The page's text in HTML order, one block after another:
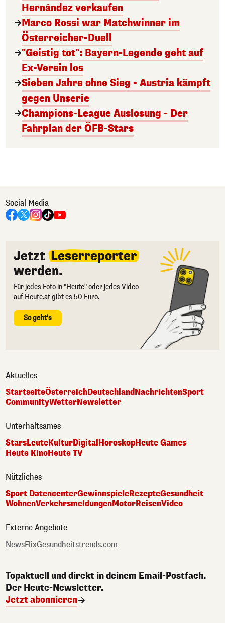
Hernández verkaufen
Marco Rossi war Matchwinner im
Österreicher-Duell
"Geistig tot": Bayern-Legende geht auf
Ex-Verein los
Sieben Jahre ohne Sieg - Austria kämpft
gegen Unserie
Champions-League Auslosung - Der
Fahrplan der ÖFB-Stars
Social Media
Jetzt Leserreporter
werden.
Für jedes Foto in "Heute" oder jedes Video
auf Heute.at gibt es 50 Euro.
So geht's
Aktuelles
StartseiteÖsterreichDeutschlandNachrichtenSport
CommunityWetterNewsletter
Unterhaltsames
StarsLeuteKulturDigital HoroskopHeute Games
Heute KinoHeute TV
Nützliches
Sport DatencenterGewinnspieleRezepteGesundheit
WohnenVerkehrsmeldungenMotorReisenVideo
Externe Angebote
NewsFlixGesundheitstrends.com
Topaktuell und direkt in deinem Email-Postfach.
Der Heute-Newsletter.
Jetzt abonnieren